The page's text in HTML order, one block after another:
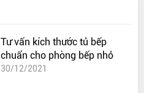
Tư vấn kích thước tủ bếp
chuẩn cho phòng bếp nhỏ
30/12/2021